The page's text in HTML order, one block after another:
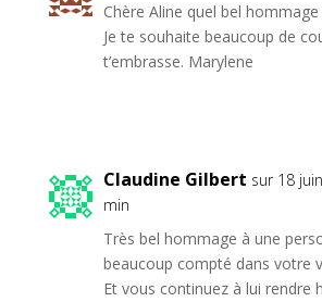
Chère Aline quel bel
Je te souhaite beaucoup de
t’embrasse. Marylene
Claudine Gilbert sur 18
min
Très bel hommage à une
beaucoup compté dans votre
Et vous continuez à lui rendre